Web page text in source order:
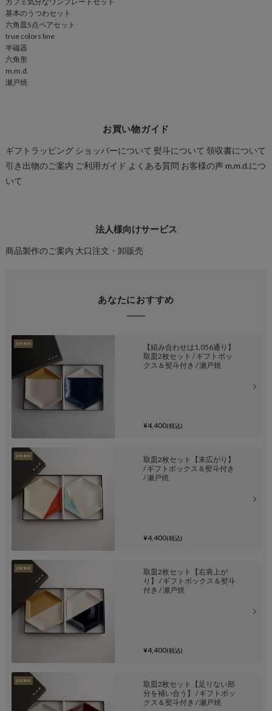
基本のうつわセット
六角皿5点ペアセット
true colors line
半磁器
六角形
m.m.d.
瀬戸焼
お買い物ガイド
ギフトラッピング ショッパーについて 熨斗について 領収書について
引き出物のご案内 ご利用ガイド よくある質問 お客様の声m.m.d.につ
いて
法人様向けサービス
商品製作のご案内 大口注文・卸販売
あなたにおすすめ
【組み合わせは1,056通り】
取皿2枚セット / ギフトボッ
クス＆熨斗付き / 瀬戸焼
¥4,400(税込)
取皿2枚セット【末広がり】
/ ギフトボックス＆熨斗付き
/ 瀬戸焼
¥4,400(税込)
取皿2枚セット【右肩上が
り】 / ギフトボックス＆熨斗
付き / 瀬戸焼
¥4,400(税込)
取皿2枚セット【足りない部
分を補い合う】 / ギフトボッ
クス＆熨斗付き / 瀬戸焼